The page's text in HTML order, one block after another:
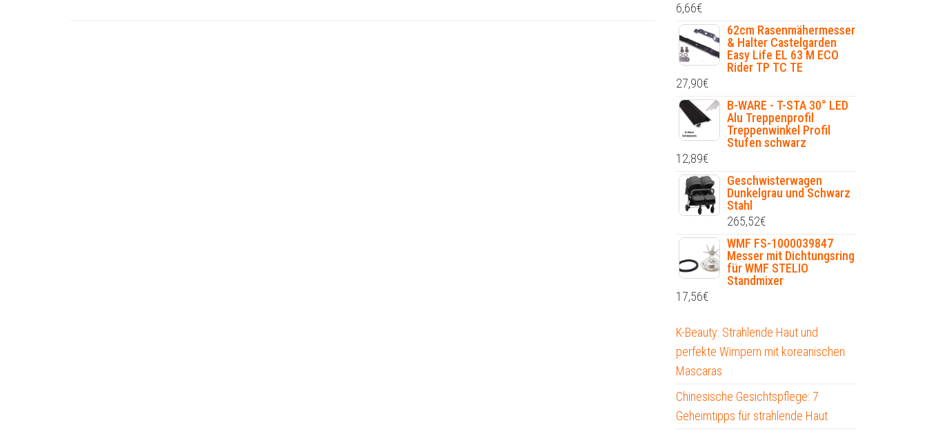
6,66€
62cm Rasenmähermesser
& Halter Castelgarden
Easy Life EL 63 M ECO
Rider TP TC TE
27,90€
B-WARE - T-STA 30° LED
Alu Treppenprofil
Treppenwinkel Profil
Stufen schwarz
12,89€
Geschwisterwagen
Dunkelgrau und Schwarz
Stahl
265,52€
WMF FS-1000039847
Messer mit Dichtungsring
für WMF STELIO
Standmixer
17,56€
K-Beauty: Strahlende Haut und
perfekte Wimpern mit koreanischen
Mascaras
Chinesische Gesichtspflege: 7
Geheimtipps für strahlende Haut